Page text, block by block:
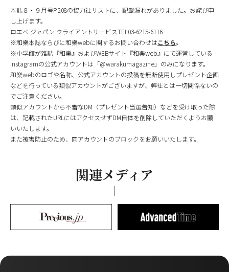
本誌８・９月号P.208の協力社リストに、記載漏れがありました。お詫び申
し上げます。
ロエベ ジャパン クライアントサービスTEL03-6215-6116
※和樂本誌ならびに和樂webに関するお問い合わせはこちら。
※小学館が雑誌『和樂』およびWEBサイト『和樂web』にて運営している
Instagramの公式アカウントは「@warakumagazine」のみになります。
和樂webのロゴや名称、公式アカウントの投稿を無断使用しプレゼント企画
などを行っている類似アカウントがございますが、弊社とは一切関係ないの
でご注意ください。
類似アカウントから不審なDM（プレゼント当選告知）などを受け取った際
は、記載されたURLにはアクセスせずDM自体を削除していただくようお願
いいたします。
また被害防止のため、同アカウントのブロックをお願いいたします。
関連メディア